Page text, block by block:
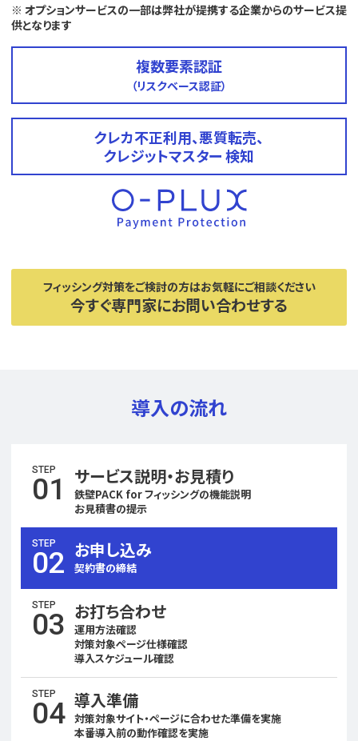
※ オプションサービスの一部は弊社が提携する企業からのサービス提
供となります
複数要素認証
（リスクベース認証）
クレカ不正利用、悪質転売、
クレジットマスター 検知
フィッシング対策をご検討の方はお気軽にご相談ください
今すぐ専門家にお問い合わせする
導入の流れ
STEP
01 サービス説明・お見積り
鉄壁PACK for フィッシングの機能説明
お見積書の提示
STEP
02 お申し込み
契約書の締結
STEP
03 お打ち合わせ
運用方法確認
対策対象ページ仕様確認
導入スケジュール確認
STEP
04 導入準備
対策対象サイト・ページに合わせた準備を実施
本番導入前の動作確認を実施